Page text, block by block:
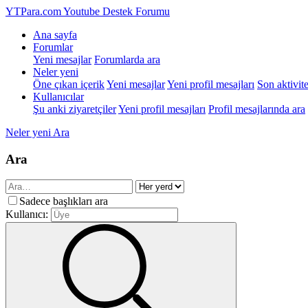
YTPara.comYoutube Destek Forumu
Ana sayfa
Forumlar
Yeni mesajlar Forumlarda ara
Neler yeni
Öne çıkan içerikYeni mesajlarYeni profil mesajları Son
Kullanıcılar
Şu anki ziyaretçilerYeni profil mesajları Profil mesajlarında ara
Neler yeni Ara
Ara
Sadece başlıkları ara
Kullanıcı: